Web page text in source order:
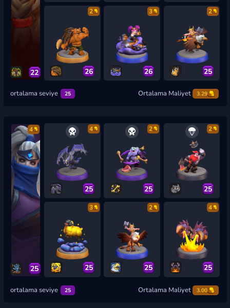
22
2
26
3
26
2
25
ortalama seviye 25 Ortalama Maliyet 3.29
4
25
4
25
2
25
2
25
3
25
2
25
4
25
ortalama seviye 25 Ortalama Maliyet 3.00